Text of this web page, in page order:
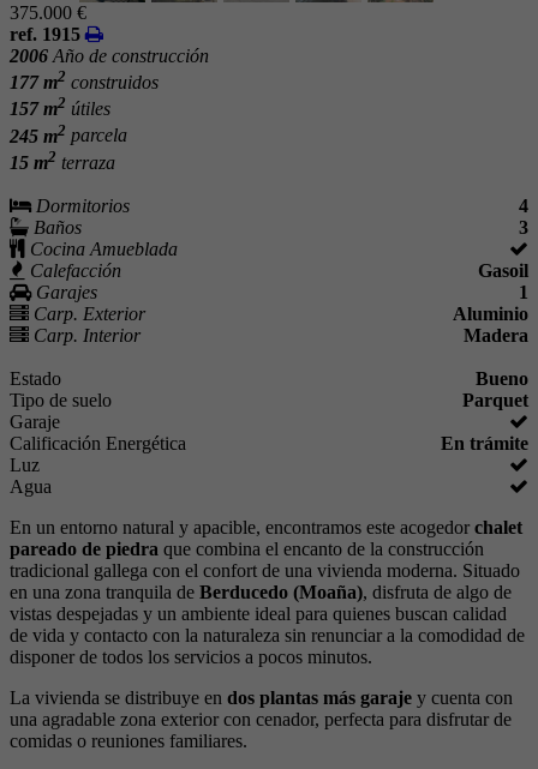
375.000 €
ref. 1915
2006 Año de construcción
177 m2 construidos
157 m2 útiles
245 m2 parcela
15 m2 terraza
Dormitorios
4
Baños
3
Cocina Amueblada
Calefacción
Gasoil
Garajes
1
Carp. Exterior
Aluminio
Carp. Interior
Madera
Estado
Bueno
Tipo de suelo
Parquet
Garaje
Calificación Energética
En trámite
Luz
Agua
En un entorno natural y apacible, encontramos este acogedor chalet
pareado de piedra que combina el encanto de la construcción
tradicional gallega con el confort de una vivienda moderna. Situado
en una zona tranquila de Berducedo (Moaña), disfruta de algo de
vistas despejadas y un ambiente ideal para quienes buscan calidad
de vida y contacto con la naturaleza sin renunciar a la comodidad de
disponer de todos los servicios a pocos minutos.
La vivienda se distribuye en dos plantas más garaje y cuenta con
una agradable zona exterior con cenador, perfecta para disfrutar de
comidas o reuniones familiares.